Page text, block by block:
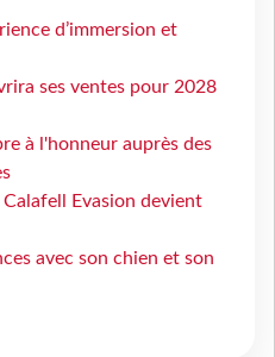
d’immersion et
ses ventes pour 2028
à l'honneur auprès des
Evasion devient
avec son chien et son